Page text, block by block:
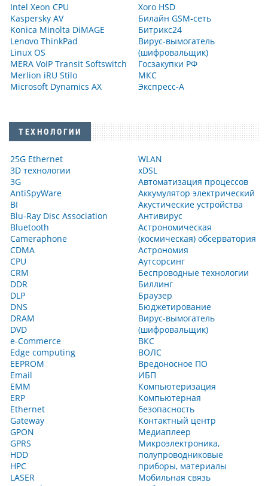
Intel Xeon CPU
Kaspersky AV
Konica Minolta DiMAGE
Lenovo ThinkPad
Linux OS
MERA VoIP Transit Softswitch
Merlion iRU Stilo
Microsoft Dynamics AX
Xoro HSD
Билайн GSM-сеть
Битрикс24
Вирус-вымогатель
(шифровальщик)
Госзакупки РФ
МКС
Экспресс-А
ТЕХНОЛОГИИ
25G Ethernet
3D технологии
3G
AntiSpyWare
BI
Blu-Ray Disc Association
Bluetooth
Cameraphone
CDMA
CPU
CRM
DDR
DLP
DNS
DRAM
DVD
e-Commerce
Edge computing
EEPROM
Email
EMM
ERP
Ethernet
Gateway
GPON
GPRS
HDD
HPC
LASER
WLAN
xDSL
Автоматизация процессов
Аккумулятор электрический
Акустические устройства
Антивирус
Астрономическая
(космическая) обсерватория
Астрономия
Аутсорсинг
Беспроводные технологии
Биллинг
Браузер
Бюджетирование
Вирус-вымогатель
(шифровальщик)
ВКС
ВОЛС
Вредоносное ПО
ИБП
Компьютеризация
Компьютерная
безопасность
Контактный центр
Медиаплеер
Микроэлектроника,
полупроводниковые
приборы, материалы
Мобильная связь